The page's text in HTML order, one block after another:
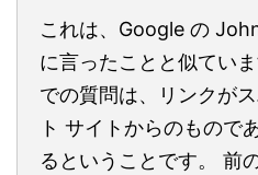
これは、Google の
に言ったことと似てい
での質問は、リンクが
ト サイトからのもので
るということです。 前